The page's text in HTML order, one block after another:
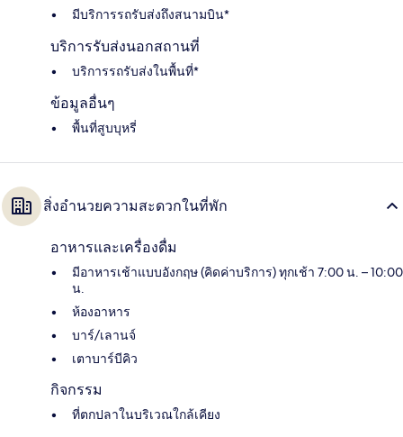
มีบริการรถรับส่งถึงสนามบิน*
บริการรับส่งนอกสถานที่
บริการรถรับส่งในพื้นที่*
ข้อมูลอื่นๆ
พื้นที่สูบบุหรี่
สิ่งอำนวยความสะดวกในที่พัก
อาหารและเครื่องดื่ม
มีอาหารเช้าแบบอังกฤษ (คิดค่าบริการ) ทุกเช้า 7:00 น. – 10:00
น.
ห้องอาหาร
บาร์/เลานจ์
เตาบาร์บีคิว
กิจกรรม
ที่ตกปลาในบริเวณใกล้เคียง